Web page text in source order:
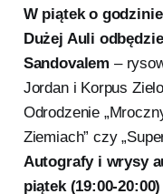
W piątek o
Dużej Auli
Sandovalem –
Jordan i Korpus
Odrodzenie
Ziemiach” czy
Autografy i wrysy
piątek (19:00-